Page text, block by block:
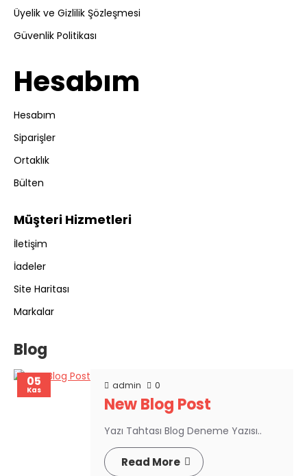
Üyelik ve Gizlilik Şözleşmesi
Güvenlik Politikası
Hesabım
Hesabım
Siparişler
Ortaklık
Bülten
Müşteri Hizmetleri
İletişim
İadeler
Site Haritası
Markalar
Blog
05
Kas admin 0
New Blog Post
Yazı Tahtası Blog Deneme Yazısı..
Read More